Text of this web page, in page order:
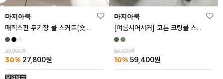
마지아룩
매직스판 두기장 쿨 스커트(숏.기본ver)
39,900원
30% 27,800원
마지아룩
[여름시어서커] 코튼 크링클 스트라이프 원피스
66,000원
10% 59,400원